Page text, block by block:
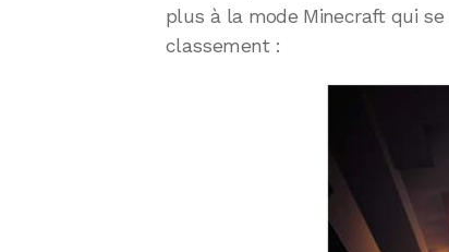
plus à la mode Minecraft qui
classement :